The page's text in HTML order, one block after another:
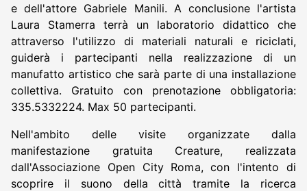
e dell'attore Gabriele Manili. A conclusione l'artista
Laura Stamerra terrà un laboratorio didattico che
attraverso l'utilizzo di materiali naturali e riciclati,
guiderà i partecipanti nella realizzazione di un
manufatto artistico che sarà parte di una installazione
collettiva. Gratuito con prenotazione obbligatoria:
335.5332224. Max 50 partecipanti.
Nell'ambito delle visite organizzate dalla
manifestazione gratuita Creature, realizzata
dall'Associazione Open City Roma, con l'intento di
scoprire il suono della città tramite la ricerca